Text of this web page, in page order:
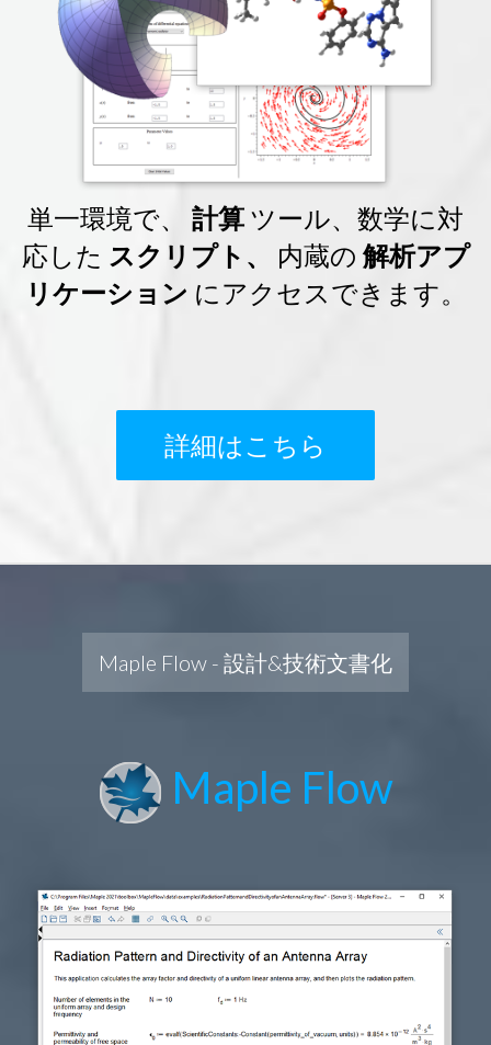
単一環境で、 計算 ツール、数学に対
応した スクリプト、 内蔵の 解析アプ
リケーション にアクセスできます。
詳細はこちら
Maple Flow - 設計&技術文書化
Maple Flow